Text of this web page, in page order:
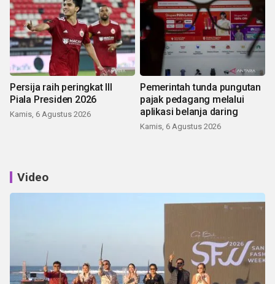
Persija raih peringkat III
Piala Presiden 2026
Kamis, 6 Agustus 2026
Pemerintah tunda pungutan
pajak pedagang melalui
aplikasi belanja daring
Kamis, 6 Agustus 2026
Video